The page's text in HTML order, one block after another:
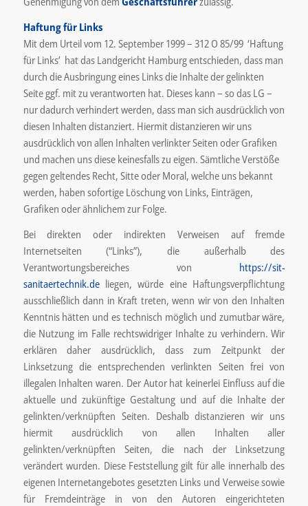
Haftung für Links
Mit dem Urteil vom 12. September 1999 – 312 O 85/99 ­ ‘Haftung
für Links’ ­ hat das Landgericht Hamburg entschieden, dass man
durch die Ausbringung eines Links die Inhalte der gelinkten
Seite ggf. mit zu verantworten hat. Dieses kann – so das LG –
nur dadurch verhindert werden, dass man sich ausdrücklich von
diesen Inhalten distanziert. Hiermit distanzieren wir uns
ausdrücklich von allen Inhalten verlinkter Seiten oder Grafiken
und machen uns diese keinesfalls zu eigen. Sämtliche Verstöße
gegen geltendes Recht, Sitte oder Moral, welche uns bekannt
werden, haben sofortige Löschung von Links, Einträgen,
Grafiken oder ähnlichem zur Folge.
Bei direkten oder indirekten Verweisen auf fremde
Internetseiten (“Links”), die außerhalb des
Verantwortungsbereiches von https://sit-
sanitaertechnik.deliegen, würde eine Haftungsverpflichtung
ausschließlich dann in Kraft treten, wenn wir von den Inhalten
Kenntnis hätten und es technisch möglich und zumutbar wäre,
die Nutzung im Falle rechtswidriger Inhalte zu verhindern. Wir
erklären daher ausdrücklich, dass zum Zeitpunkt der
Linksetzung die entsprechenden verlinkten Seiten frei von
illegalen Inhalten waren. Der Autor hat keinerlei Einfluss auf die
aktuelle und zukünftige Gestaltung und auf die Inhalte der
gelinkten/verknüpften Seiten. Deshalb distanzieren wir uns
hiermit ausdrücklich von allen Inhalten aller
gelinkten/verknüpften Seiten, die nach der Linksetzung
verändert wurden. Diese Feststellung gilt für alle innerhalb des
eigenen Internetangebotes gesetzten Links und Verweise sowie
für Fremdeinträge in von den Autoren eingerichteten